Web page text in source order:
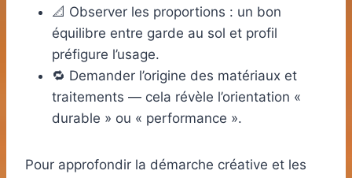
📐 Observer les proportions : un bon
équilibre entre garde au sol et profil
préfigure l’usage.
🔁 Demander l’origine des matériaux et
traitements — cela révèle l’orientation «
durable » ou « performance ».
Pour approfondir la démarche créative et les